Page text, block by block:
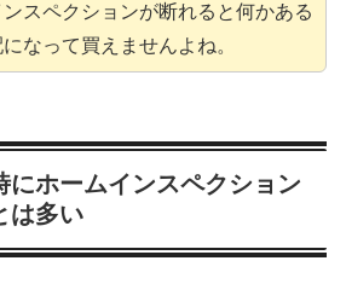
スペクションが断れると何かある
なって買えませんよね。
にホームインスペクション
は多い